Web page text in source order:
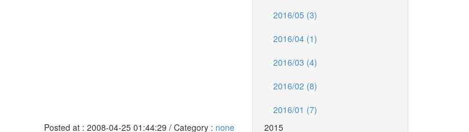
Posted at : 2008-04-25 01:44:29 / Category : none
2016/05 (3)
2016/04 (1)
2016/03 (4)
2016/02 (8)
2016/01 (7)
2015